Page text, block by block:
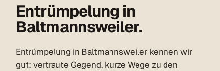
Entrümpelung in
Baltmannsweiler.
Entrümpelung in Baltmannsweiler kennen wir
gut: vertraute Gegend, kurze Wege zu den